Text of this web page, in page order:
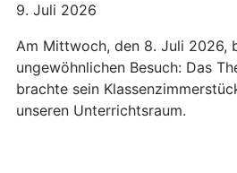
9. Juli 2026
Am Mittwoch, den 8. Juli 2026,
ungewöhnlichen Besuch: Das
brachte sein
unseren Unterrichtsraum.